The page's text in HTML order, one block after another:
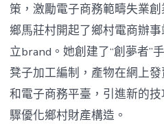
策，激勵電子商務範疇失業
鄉馬莊村開起了鄉村電商辦
立brand。她創建了“創夢者”
凳子加工編制，產物在網上
和電子商務平臺，引進新的
驟優化鄉村財產構造。